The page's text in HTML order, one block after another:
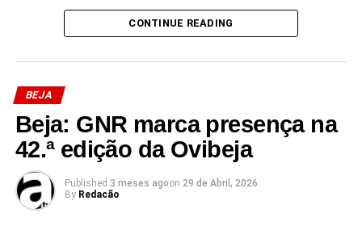
2026, uma experiência sensorial que une o saber-
fazer ancestral aos produtos locais.
identidade musical da região.
Facebook
Mastodon
EmailShare
CONTINUE READING
BEJA
Beja: GNR marca presença na
42.ª edição da Ovibeja
Published 3 meses agoon 29 de Abril, 2026
By Redacão